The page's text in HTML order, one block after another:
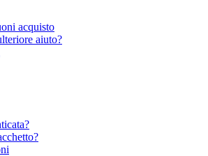
acquisto
aiuto?